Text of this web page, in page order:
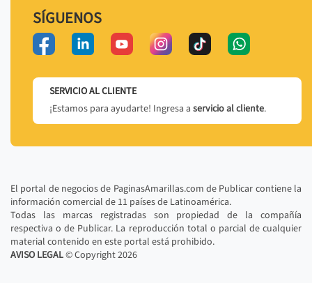
SÍGUENOS
SERVICIO AL CLIENTE
¡Estamos para ayudarte! Ingresa a servicio al cliente.
El portal de negocios de PaginasAmarillas.com de Publicar contiene la
información comercial de 11 países de Latinoamérica.
Todas las marcas registradas son propiedad de la compañía
respectiva o de Publicar. La reproducción total o parcial de cualquier
material contenido en este portal está prohibido.
AVISO LEGAL© Copyright2026